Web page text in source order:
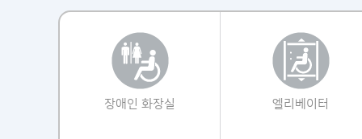
장애인 화장실 엘리베이터